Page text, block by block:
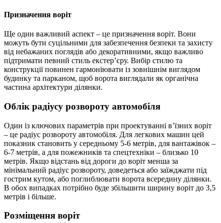
Призначення воріт
Ще один важливий аспект – це призначення воріт. Вони
можуть бути суцільними для забезпечення безпеки та захисту
від небажаних поглядів або декоративними, якщо важливо
підтримати певний стиль екстер’єру. Вибір стилю та
конструкції повинен гармоніювати із зовнішнім виглядом
будинку та парканом, щоб ворота виглядали як органічна
частина архітектури ділянки.
Облік радіусу розвороту автомобіля
Один із ключових параметрів при проектуванні в’їзних воріт
– це радіус розвороту автомобіля. Для легкових машин цей
показник становить у середньому 5-6 метрів, для вантажівок –
6-7 метрів, а для пожежників та спецтехніки – близько 10
метрів. Якщо відстань від дороги до воріт менша за
мінімальний радіус розвороту, доведеться або заїжджати під
гострим кутом, або поглиблювати ворота всередину ділянки.
В обох випадках потрібно буде збільшити ширину воріт до 3,5
метрів і більше.
Розміщення воріт